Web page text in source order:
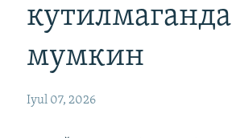
мумкин
Iyul 07, 2026